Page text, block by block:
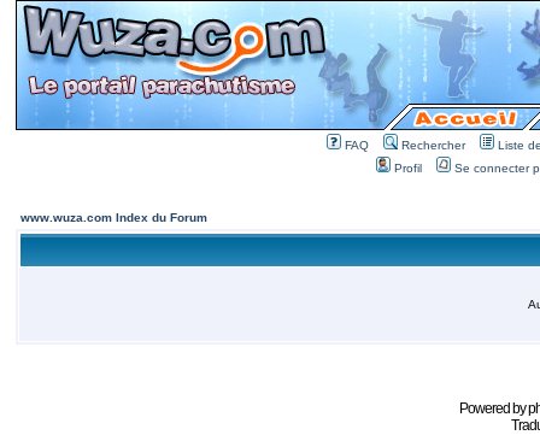
FAQ Rechercher
Liste
Profil
Se connecter
www.wuza.com Index du Forum
Powered by